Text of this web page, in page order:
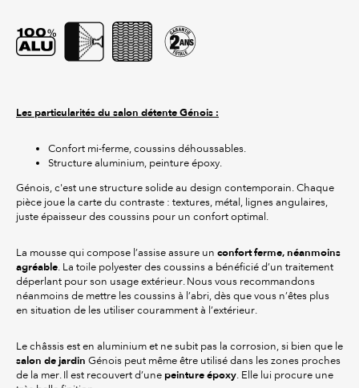
Les particularités du salon détente Génois :
Confort mi-ferme, coussins déhoussables.
Structure aluminium, peinture époxy.
Génois, c'est une structure solide au design contemporain. Chaque
pièce joue la carte du contraste : textures, métal, lignes angulaires,
juste épaisseur des coussins pour un confort optimal.
La mousse qui compose l’assise assure un confort ferme, néanmoins
agréable. La toile polyester des coussins a bénéficié d’un traitement
déperlant pour son usage extérieur. Nous vous recommandons
néanmoins de mettre les coussins à l’abri, dès que vous n’êtes plus
en situation de les utiliser couramment à l’extérieur.
Le châssis est en aluminium et ne subit pas la corrosion, si bien que le
salon de jardin Génois peut même être utilisé dans les zones proches
de la mer. Il est recouvert d’une peinture époxy. Elle lui procure une